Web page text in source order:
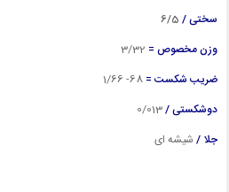
سختی /
وزن مخصوص =
ضریب شکست =
دوشکستی /
جلا / شیشه ای